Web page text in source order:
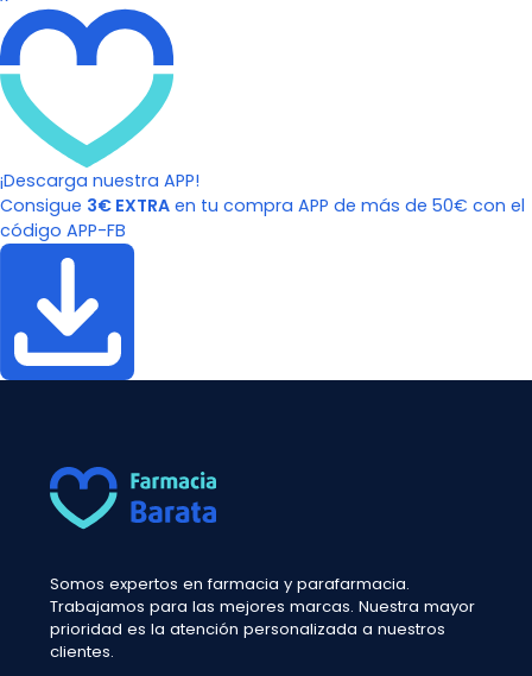
¡Descarga nuestra APP!
Consigue 3€ EXTRA en tu compra APP de más de 50€ con el
código APP-FB
Somos expertos en farmacia y parafarmacia.
Trabajamos para las mejores marcas. Nuestra mayor
prioridad es la atención personalizada a nuestros
clientes.